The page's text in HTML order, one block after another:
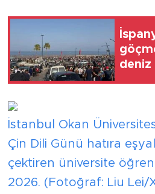
deniz
İstanbul Okan
Çin Dili Günü hatıra
çektiren üniversite
2026. (Fotoğraf: Liu Lei/